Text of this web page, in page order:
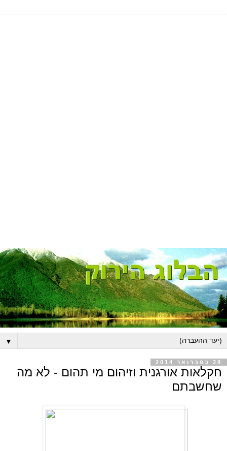
▼
28 בפברואר 2014
חקלאות אורגנית וזיהום מי תהום - לא מה
שחשבתם